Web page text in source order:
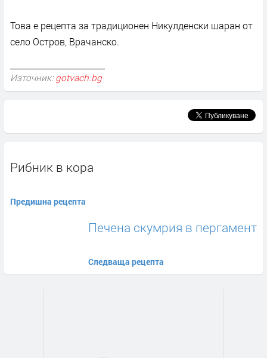
Това е рецепта за традиционен Никулденски шаран от
село Остров, Врачанско.
Източник: gotvach.bg
Рибник в кора
Предишна рецепта
Печена скумрия в пергамент
Следваща рецепта